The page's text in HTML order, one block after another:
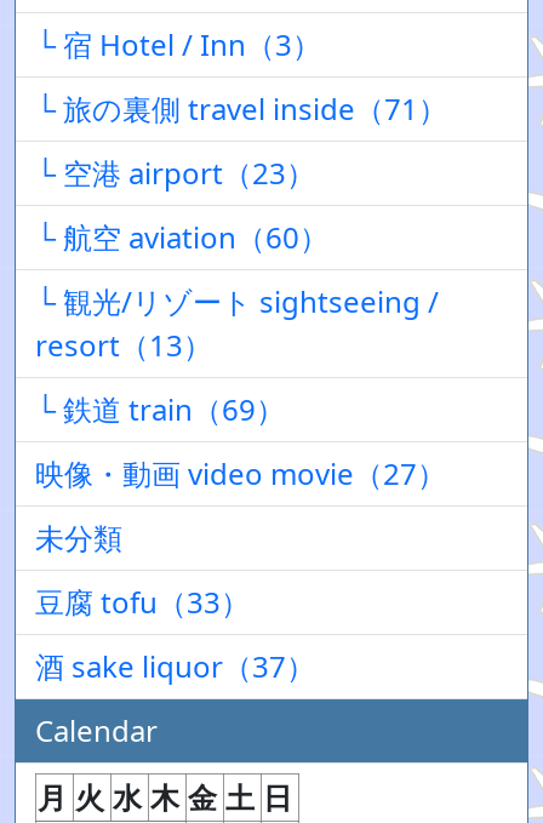
└ 宿 Hotel / Inn（3）
└ 旅の裏側 travel inside（71）
└ 空港 airport（23）
└ 航空 aviation（60）
└ 観光/リゾート sightseeing /
resort（13）
└ 鉄道 train（69）
映像・動画 video movie（27）
未分類
豆腐 tofu（33）
酒 sake liquor（37）
Calendar
月 火 水 木 金 土 日